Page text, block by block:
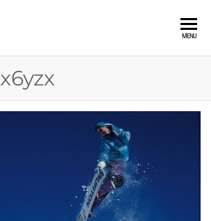
Exhibitions
Exhibition
MENU
x6yzx